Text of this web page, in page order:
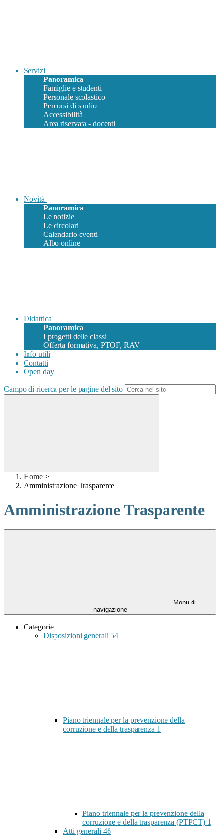
Servizi
Panoramica
Famiglie e studenti
Personale scolastico
Percorsi di studio
Accessibilità
Area riservata - docenti
Novità
Panoramica
Le notizie
Le circolari
Calendario eventi
Albo online
Didattica
Panoramica
I progetti delle classi
Offerta formativa, PTOF, RAV
Info utili
Contatti
Open day
Campo di ricerca per le pagine del sito
Home >
Amministrazione Trasparente
Amministrazione Trasparente
Menu di
navigazione
Categorie
Disposizioni generali 54
Piano triennale per la prevenzione della
corruzione e della trasparenza 1
Piano triennale per la prevenzione della
corruzione e della trasparenza (PTPCT) 1
Atti generali 46